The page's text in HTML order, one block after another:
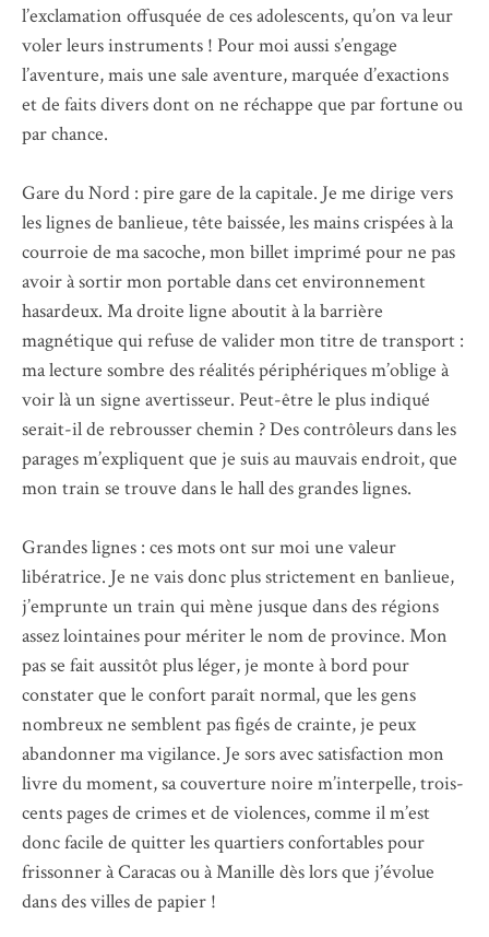
l’exclamation offusquée de ces adolescents, qu’on va leur
voler leurs instruments ! Pour moi aussi s’engage
l’aventure, mais une sale aventure, marquée d’exactions
et de faits divers dont on ne réchappe que par fortune ou
par chance.
Gare du Nord : pire gare de la capitale. Je me dirige vers
les lignes de banlieue, tête baissée, les mains crispées à la
courroie de ma sacoche, mon billet imprimé pour ne pas
avoir à sortir mon portable dans cet environnement
hasardeux. Ma droite ligne aboutit à la barrière
magnétique qui refuse de valider mon titre de transport :
ma lecture sombre des réalités périphériques m’oblige à
voir là un signe avertisseur. Peut-être le plus indiqué
serait-il de rebrousser chemin ? Des contrôleurs dans les
parages m’expliquent que je suis au mauvais endroit, que
mon train se trouve dans le hall des grandes lignes.
Grandes lignes : ces mots ont sur moi une valeur
libératrice. Je ne vais donc plus strictement en banlieue,
j’emprunte un train qui mène jusque dans des régions
assez lointaines pour mériter le nom de province. Mon
pas se fait aussitôt plus léger, je monte à bord pour
constater que le confort paraît normal, que les gens
nombreux ne semblent pas figés de crainte, je peux
abandonner ma vigilance. Je sors avec satisfaction mon
livre du moment, sa couverture noire m’interpelle, trois-
cents pages de crimes et de violences, comme il m’est
donc facile de quitter les quartiers confortables pour
frissonner à Caracas ou à Manille dès lors que j’évolue
dans des villes de papier !